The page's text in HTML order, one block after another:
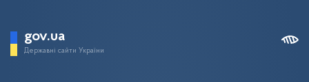
gov.ua
Державні сайти України